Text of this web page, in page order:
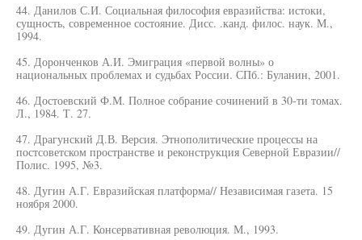
44. Данилов С.И. Социальная философия евразийства: истоки,
сущность, современное состояние. Дисс. .канд. филос. наук. М.,
1994.
45. Доронченков А.И. Эмиграция «первой волны» о
национальных проблемах и судьбах России. СПб.: Буланин, 2001.
46. Достоевский Ф.М. Полное собрание сочинений в 30-ти томах.
Л., 1984. Т. 27.
47. Драгунский Д.В. Версия. Этнополитические процессы на
постсоветском пространстве и реконструкция Северной Евразии//
Полис. 1995, №3.
48. Дугин А.Г. Евразийская платформа// Независимая газета. 15
ноября 2000.
49. Дугин А.Г. Консервативная революция. М., 1993.